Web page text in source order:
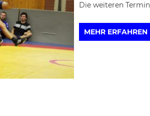
Die weiteren
MEHR ERFAHREN